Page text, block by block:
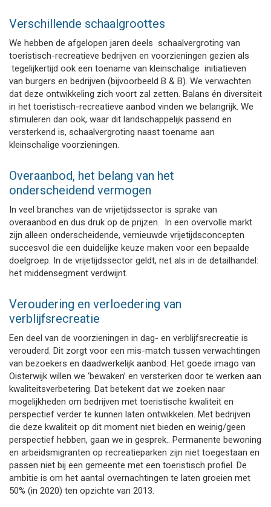
Verschillende schaalgroottes
We hebben de afgelopen jaren deels schaalvergroting van
toeristisch-recreatieve bedrijven en voorzieningen gezien als
tegelijkertijd ook een toename van kleinschalige initiatieven
van burgers en bedrijven (bijvoorbeeld B & B). We verwachten
dat deze ontwikkeling zich voort zal zetten. Balans én diversiteit
in het toeristisch-recreatieve aanbod vinden we belangrijk. We
stimuleren dan ook, waar dit landschappelijk passend en
versterkend is, schaalvergroting naast toename aan
kleinschalige voorzieningen.
Overaanbod, het belang van het
onderscheidend vermogen
In veel branches van de vrijetijdssector is sprake van
overaanbod en dus druk op de prijzen. In een overvolle markt
zijn alleen onderscheidende, vernieuwde vrijetijdsconcepten
succesvol die een duidelijke keuze maken voor een bepaalde
doelgroep. In de vrijetijdssector geldt, net als in de detailhandel:
het middensegment verdwijnt.
Veroudering en verloedering van
verblijfsrecreatie
Een deel van de voorzieningen in dag- en verblijfsrecreatie is
verouderd. Dit zorgt voor een mis-match tussen verwachtingen
van bezoekers en daadwerkelijk aanbod. Het goede imago van
Oisterwijk willen we ‘bewaken’ en versterken door te werken aan
kwaliteitsverbetering. Dat betekent dat we zoeken naar
mogelijkheden om bedrijven met toeristische kwaliteit en
perspectief verder te kunnen laten ontwikkelen. Met bedrijven
die deze kwaliteit op dit moment niet bieden en weinig/geen
perspectief hebben, gaan we in gesprek.. Permanente bewoning
en arbeidsmigranten op recreatieparken zijn niet toegestaan en
passen niet bij een gemeente met een toeristisch profiel. De
ambitie is om het aantal overnachtingen te laten groeien met
50% (in 2020) ten opzichte van 2013.